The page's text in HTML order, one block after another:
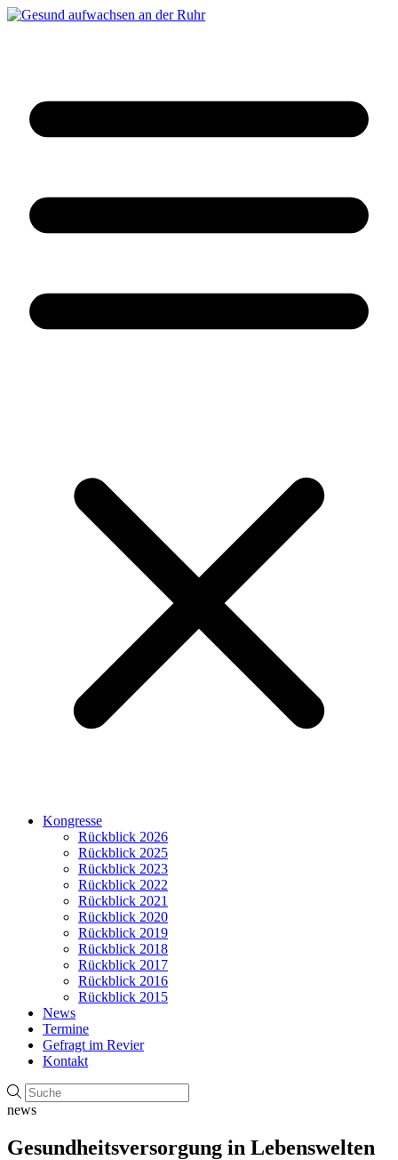
Kongresse
Rückblick 2026
Rückblick 2025
Rückblick 2023
Rückblick 2022
Rückblick 2021
Rückblick 2020
Rückblick 2019
Rückblick 2018
Rückblick 2017
Rückblick 2016
Rückblick 2015
News
Termine
Gefragt im Revier
Kontakt
news
Gesundheitsversorgung in Lebenswelten